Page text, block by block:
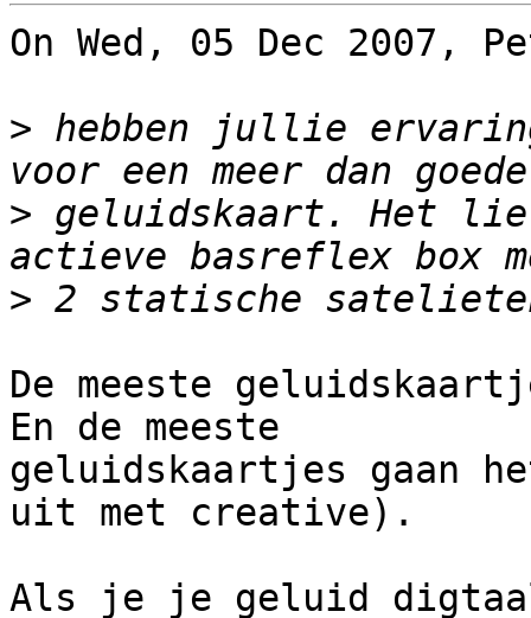
On Wed, 05 Dec 2007,
> hebben jullie
> geluidskaart. Het
>
De meeste
En de meeste
geluidskaartjes gaan
uit met creative).